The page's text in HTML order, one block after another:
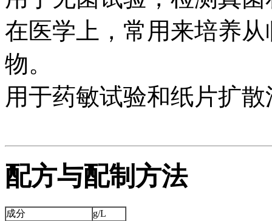
在医学上，常用来培养
物。
用于药敏试验和纸片扩
配方与配制方法
成分
g/L